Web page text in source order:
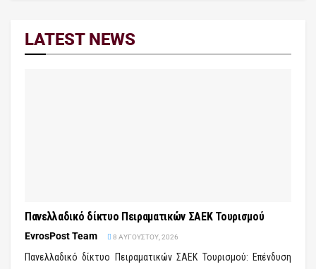
LATEST NEWS
Πανελλαδικό δίκτυο Πειραματικών ΣΑΕΚ Τουρισμού
EvrosPost Team 8 ΑΥΓΟΎΣΤΟΥ, 2026
Πανελλαδικό δίκτυο Πειραματικών ΣΑΕΚ Τουρισμού: Επένδυση